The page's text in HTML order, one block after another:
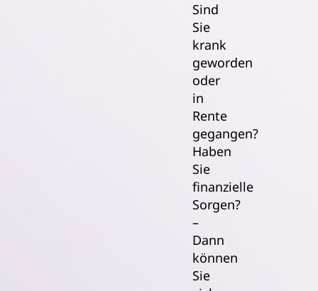
Sind
Sie
krank
geworden
oder
in
Rente
gegangen?
Haben
Sie
finanzielle
Sorgen?
–
Dann
können
Sie